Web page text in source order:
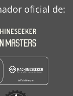
oficial de: